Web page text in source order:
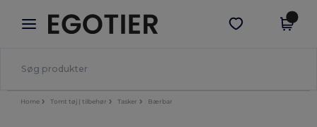
× Egotier-app
Bedre priser i appen!
Hent app
Home Tomt tøj | tilbehør Tasker Bærbar